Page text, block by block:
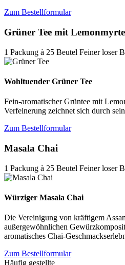
Zum Bestellformular
Grüner Tee mit Lemonmyrte
1 Packung à 25 Beutel Feiner loser
Wohltuender Grüner Tee
Fein-aromatischer Grüntee mit
Verfeinerung zeichnet sich durch
Zum Bestellformular
Masala Chai
1 Packung à 25 Beutel Feiner loser
Würziger Masala Chai
Die Vereinigung von kräftigem
außergewöhnlichen
aromatisches Chai-
Zum Bestellformular
Häufig gestellte